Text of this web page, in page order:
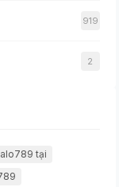
919
2
alo789 tại